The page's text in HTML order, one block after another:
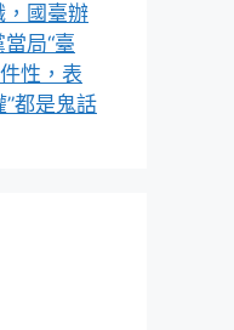
，國臺辦
局“臺
性，表
”都是鬼話